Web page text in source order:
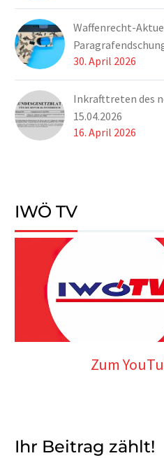
Waffenrecht-
30. April 2026
Inkrafttreten des
15.04.2026
16. April 2026
IWÖ TV
Zum
Ihr Beitrag zählt!